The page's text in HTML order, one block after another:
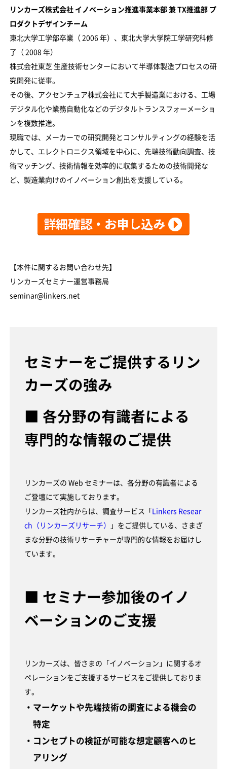
リンカーズ株式会社 イノベーション推進事業本部 兼 TX推進部 プ
ロダクトデザインチーム
東北大学工学部卒業（ 2006 年）、東北大学大学院工学研究科修
了（ 2008 年）
株式会社東芝 生産技術センターにおいて半導体製造プロセスの研
究開発に従事。
その後、アクセンチュア株式会社にて大手製造業における、工場
デジタル化や業務自動化などのデジタルトランスフォーメーショ
ンを複数推進。
現職では、メーカーでの研究開発とコンサルティングの経験を活
かして、エレクトロニクス領域を中心に、先端技術動向調査、技
術マッチング、技術情報を効率的に収集するための技術開発な
ど、製造業向けのイノベーション創出を支援している。
【本件に関するお問い合わせ先】
リンカーズセミナー運営事務局
seminar@linkers.net
セミナーをご提供するリン
カーズの強み
■ 各分野の有識者による
専門的な情報のご提供
リンカーズの Web セミナーは、各分野の有識者による
ご登壇にて実施しております。
リンカーズ社内からは、調査サービス「
Linkers Resear
ch（リンカーズリサーチ）
」をご提供している、さまざ
まな分野の技術リサーチャーが専門的な情報をお届けし
ています。
■ セミナー参加後のイノ
ベーションのご支援
リンカーズは、皆さまの「イノベーション」に関するオ
ペレーションをご支援するサービスをご提供しておりま
す。
・マーケットや先端技術の調査による機会の
特定
・コンセプトの検証が可能な想定顧客へのヒ
アリング